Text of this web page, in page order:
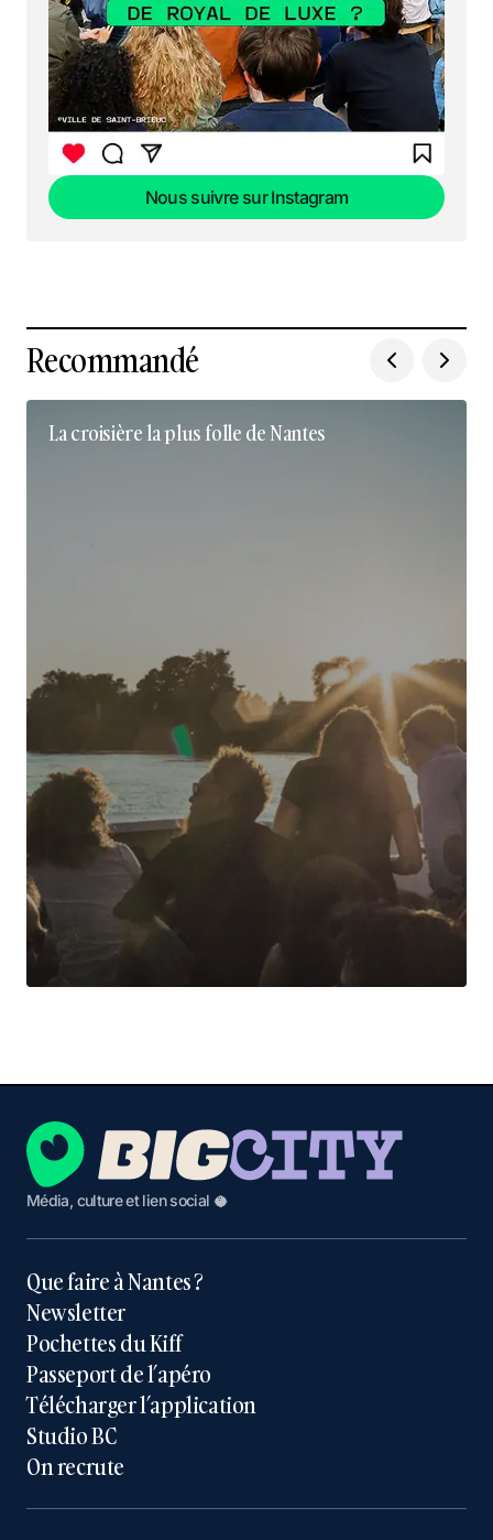
Nous suivre sur Instagram
Recommandé
La croisière la plus folle de Nantes
Média, culture et lien social 🥥
Que faire à Nantes ?
Newsletter
Pochettes du Kiff
Passeport de l’apéro
Télécharger l’application
Studio BC
On recrute